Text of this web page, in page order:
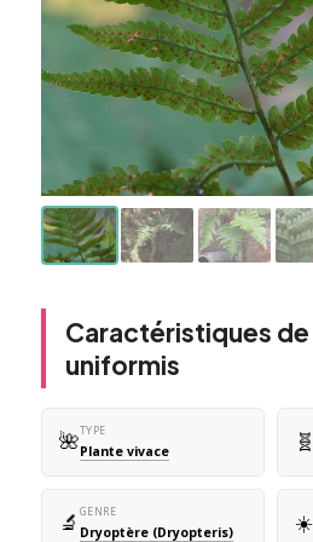
Caractéristiques
uniformis
🌺TYPE
Plante vivace 🧬
🔬 GENRE
Dryoptère (Dryopteris) ☀️